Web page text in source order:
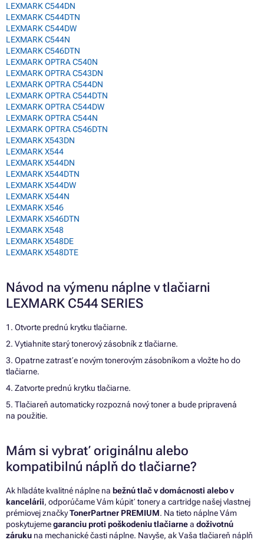
LEXMARK C544DN
LEXMARK C544DTN
LEXMARK C544DW
LEXMARK C544N
LEXMARK C546DTN
LEXMARK OPTRA C540N
LEXMARK OPTRA C543DN
LEXMARK OPTRA C544DN
LEXMARK OPTRA C544DTN
LEXMARK OPTRA C544DW
LEXMARK OPTRA C544N
LEXMARK OPTRA C546DTN
LEXMARK X543DN
LEXMARK X544
LEXMARK X544DN
LEXMARK X544DTN
LEXMARK X544DW
LEXMARK X544N
LEXMARK X546
LEXMARK X546DTN
LEXMARK X548
LEXMARK X548DE
LEXMARK X548DTE
Návod na výmenu náplne v tlačiarni
LEXMARK C544 SERIES
1. Otvorte prednú krytku tlačiarne.
2. Vytiahnite starý tonerový zásobník z tlačiarne.
3. Opatrne zatrasťe novým tonerovým zásobníkom a vložte ho do
tlačiarne.
4. Zatvorte prednú krytku tlačiarne.
5. Tlačiareň automaticky rozpozná nový toner a bude pripravená
na použitie.
Mám si vybrať originálnu alebo
kompatibilnú náplň do tlačiarne?
Ak hľadáte kvalitné náplne na bežnú tlač v domácnosti alebo v
kancelárii, odporúčame Vám kúpiť tonery a cartridge našej vlastnej
prémiovej značkyTonerPartner PREMIUM. Na tieto náplne Vám
poskytujemegaranciu proti poškodeniu tlačiarnea doživotnú
záruku na mechanické časti náplne. Navyše, ak Vaša tlačiareň náplň